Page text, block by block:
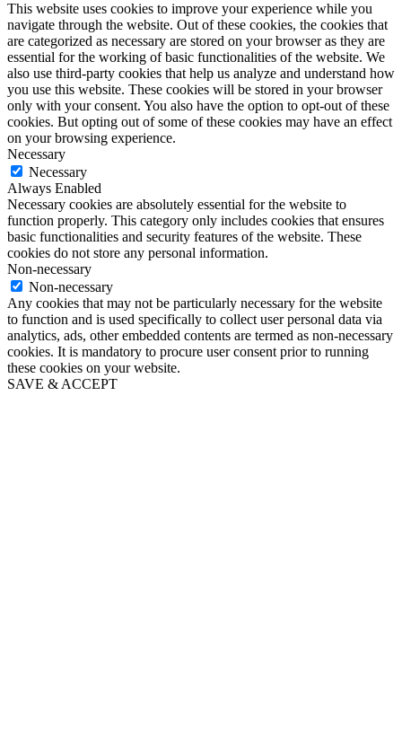
This website uses cookies to improve your experience while you
navigate through the website. Out of these cookies, the cookies that
are categorized as necessary are stored on your browser as they are
essential for the working of basic functionalities of the website. We
also use third-party cookies that help us analyze and understand how
you use this website. These cookies will be stored in your browser
only with your consent. You also have the option to opt-out of these
cookies. But opting out of some of these cookies may have an effect
on your browsing experience.
Necessary
Necessary
Always Enabled
Necessary cookies are absolutely essential for the website to
function properly. This category only includes cookies that ensures
basic functionalities and security features of the website. These
cookies do not store any personal information.
Non-necessary
Non-necessary
Any cookies that may not be particularly necessary for the website
to function and is used specifically to collect user personal data via
analytics, ads, other embedded contents are termed as non-necessary
cookies. It is mandatory to procure user consent prior to running
these cookies on your website.
SAVE & ACCEPT